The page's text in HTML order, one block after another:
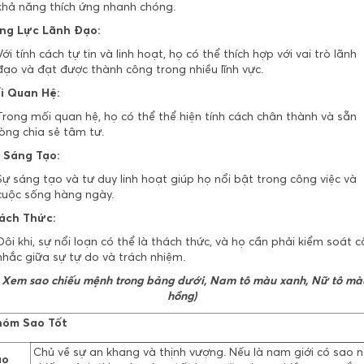
năng thích ứng nhanh chóng.
Lực Lãnh Đạo:
tính cách tự tin và linh hoạt, họ có thể thích hợp với vai trò lãnh
và đạt được thành công trong nhiều lĩnh vực.
Quan Hệ:
Trong mối quan hệ, họ có thể thể hiện tính cách chân thành và sẵn
chia sẻ tâm tư.
Sáng Tạo:
sáng tạo và tư duy linh hoạt giúp họ nổi bật trong công việc và
sống hàng ngày.
Thức:
khi, sự nổi loạn có thể là thách thức, và họ cần phải kiểm soát
giữa sự tự do và trách nhiệm.
Xem sao chiếu mệnh trong bảng dưới, Nam tô màu xanh, Nữ tô
hồng)
Sao Tốt
Chủ về sự an khang và thịnh vượng. Nếu là nam giới có sao